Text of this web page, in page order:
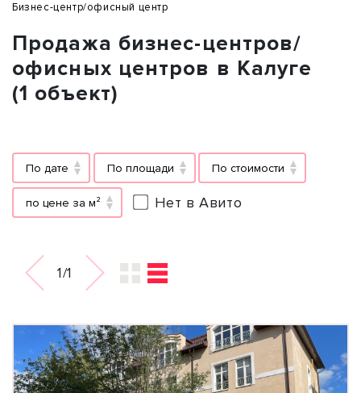
Бизнес-центр/офисный центр
Продажа бизнес-центров/
офисных центров в Калуге
(1 объект)
По дате По площади По стоимости
по цене за м² Нет в Авито
1/1